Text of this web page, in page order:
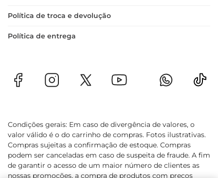
Política de troca e devolução
Política de entrega
Condições gerais: Em caso de divergência de valores, o
valor válido é o do carrinho de compras. Fotos ilustrativas.
Compras sujeitas a confirmação de estoque. Compras
podem ser canceladas em caso de suspeita de fraude. A fim
de garantir o acesso de um maior número de clientes as
nossas promoções, a compra de produtos com preços